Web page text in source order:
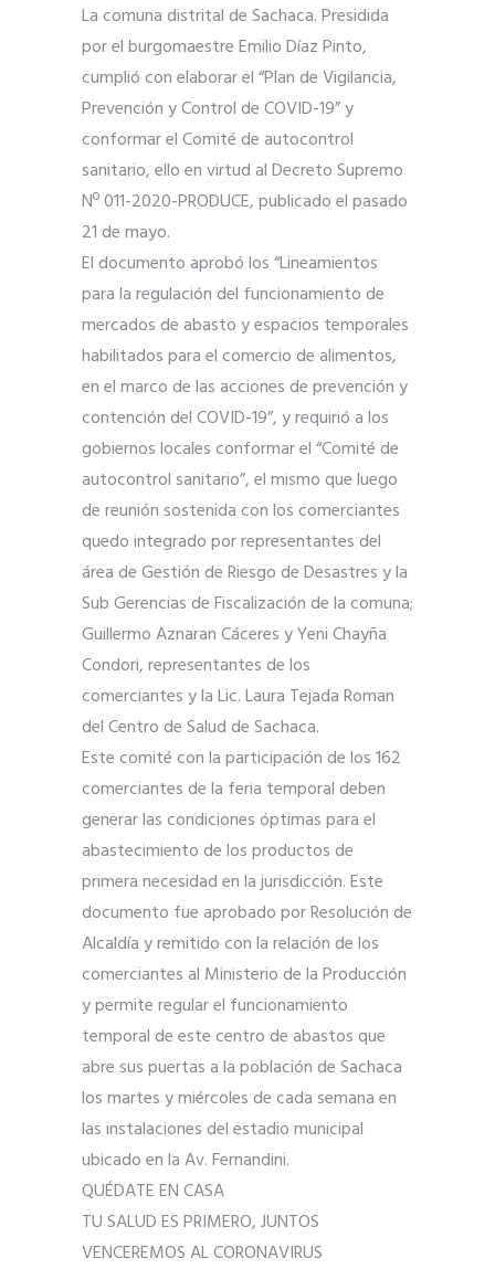
La comuna distrital de Sachaca. Presidida
por el burgomaestre Emilio Díaz Pinto,
cumplió con elaborar el “Plan de Vigilancia,
Prevención y Control de COVID-19” y
conformar el Comité de autocontrol
sanitario, ello en virtud al Decreto Supremo
Nº 011-2020-PRODUCE, publicado el pasado
21 de mayo.
El documento aprobó los “Lineamientos
para la regulación del funcionamiento de
mercados de abasto y espacios temporales
habilitados para el comercio de alimentos,
en el marco de las acciones de prevención y
contención del COVID-19”, y requirió a los
gobiernos locales conformar el “Comité de
autocontrol sanitario”, el mismo que luego
de reunión sostenida con los comerciantes
quedo integrado por representantes del
área de Gestión de Riesgo de Desastres y la
Sub Gerencias de Fiscalización de la comuna;
Guillermo Aznaran Cáceres y Yeni Chayña
Condori, representantes de los
comerciantes y la Lic. Laura Tejada Roman
del Centro de Salud de Sachaca.
Este comité con la participación de los 162
comerciantes de la feria temporal deben
generar las condiciones óptimas para el
abastecimiento de los productos de
primera necesidad en la jurisdicción. Este
documento fue aprobado por Resolución de
Alcaldía y remitido con la relación de los
comerciantes al Ministerio de la Producción
y permite regular el funcionamiento
temporal de este centro de abastos que
abre sus puertas a la población de Sachaca
los martes y miércoles de cada semana en
las instalaciones del estadio municipal
ubicado en la Av. Fernandini.
QUÉDATE EN CASA
TU SALUD ES PRIMERO, JUNTOS
VENCEREMOS AL CORONAVIRUS